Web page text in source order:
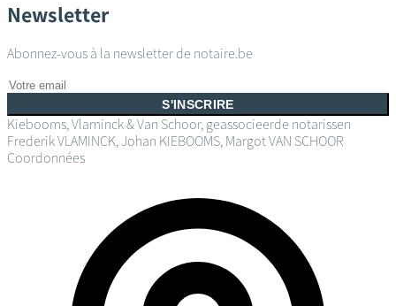
Newsletter
Abonnez-vous à la newsletter de notaire.be
S'INSCRIRE
Kiebooms, Vlaminck & Van Schoor, geassocieerde notarissen
Frederik VLAMINCK, Johan KIEBOOMS, Margot VAN SCHOOR
Coordonnées